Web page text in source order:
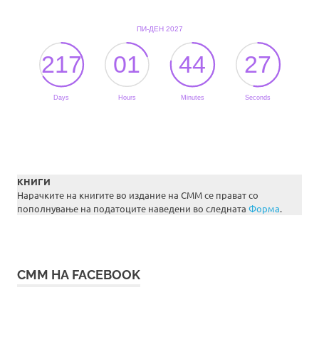
КНИГИ
Нарачките на книгите во издание на СММ се прават со
пополнување на податоците наведени во следната Форма.
СММ НА FACEBOOK